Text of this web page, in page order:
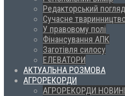
Редакторський погляд
Сучасне
У правовому полі
Фінансування АПК
Заготівля силосу
ЕЛЕВАТОРИ
АКТУАЛЬНА РОЗМОВА
АГРОРЕКОРДИ
АГРОРЕКОРДИ